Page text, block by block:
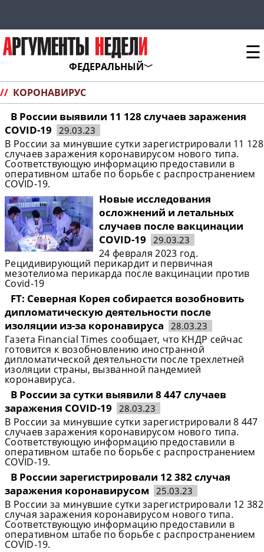
ФЕДЕРАЛЬНЫЙ
☰
// КОРОНАВИРУС
В России выявили 11 128 случаев заражения
COVID-19
29.03.23
В России за минувшие сутки зарегистрировали 11 128
случаев заражения коронавирусом нового типа.
Соответствующую информацию предоставили в
оперативном штабе по борьбе с распространением
COVID-19.
Новые исследования
осложнений и летальных
случаев после вакцинации
COVID-19
29.03.23
24 февраля 2023 год.
Рецидивирующий перикардит и первичная
мезотелиома перикарда после вакцинации против
Covid-19
FT: Северная Корея собирается возобновить
дипломатическую деятельности после
изоляции из-за коронавируса
28.03.23
Газета Financial Times сообщает, что КНДР сейчас
готовится к возобновлению иностранной
дипломатической деятельности после трехлетней
изоляции страны, вызванной пандемией
коронавируса.
В России за сутки выявили 8 447 случаев
заражения COVID-19
28.03.23
В России за минувшие сутки зарегистрировали 8 447
случаев заражения коронавирусом нового типа.
Соответствующую информацию предоставили в
оперативном штабе по борьбе с распространением
COVID-19.
В России зарегистрировали 12 382 случая
заражения коронавирусом
25.03.23
В России за минувшие сутки зарегистрировали 12 382
случая заражения коронавирусом нового типа.
Соответствующую информацию предоставили в
оперативном штабе по борьбе с распространением
COVID-19.